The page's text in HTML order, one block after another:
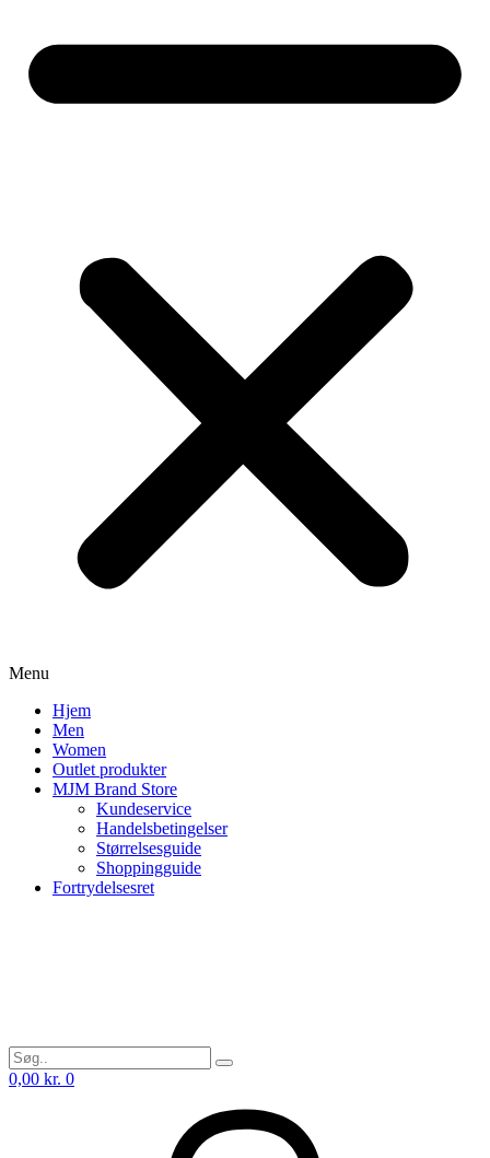
Menu
Hjem
Men
Women
Outlet produkter
MJM Brand Store
Kundeservice
Handelsbetingelser
Størrelsesguide
Shoppingguide
Fortrydelsesret
0,00 kr. 0